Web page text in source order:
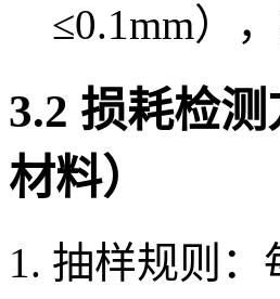
≤0.1mm）
3.2 损耗检
材料）
抽样规则：